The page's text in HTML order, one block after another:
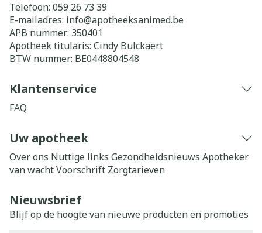
Telefoon: 059 26 73 39
E-mailadres: info@apotheeksanimed.be
APB nummer: 350401
Apotheek titularis: Cindy Bulckaert
BTW nummer: BE0448804548
Klantenservice
FAQ
Uw apotheek
Over ons Nuttige links Gezondheidsnieuws Apotheker
van wachtVoorschrift Zorgtarieven
Nieuwsbrief
Blijf op de hoogte van nieuwe producten en promoties